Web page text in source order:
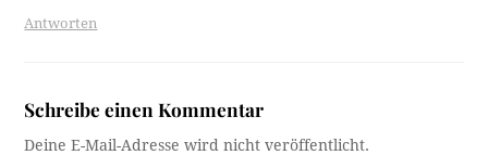
Antworten
Schreibe einen Kommentar
Deine E-Mail-Adresse wird nicht veröffentlicht.